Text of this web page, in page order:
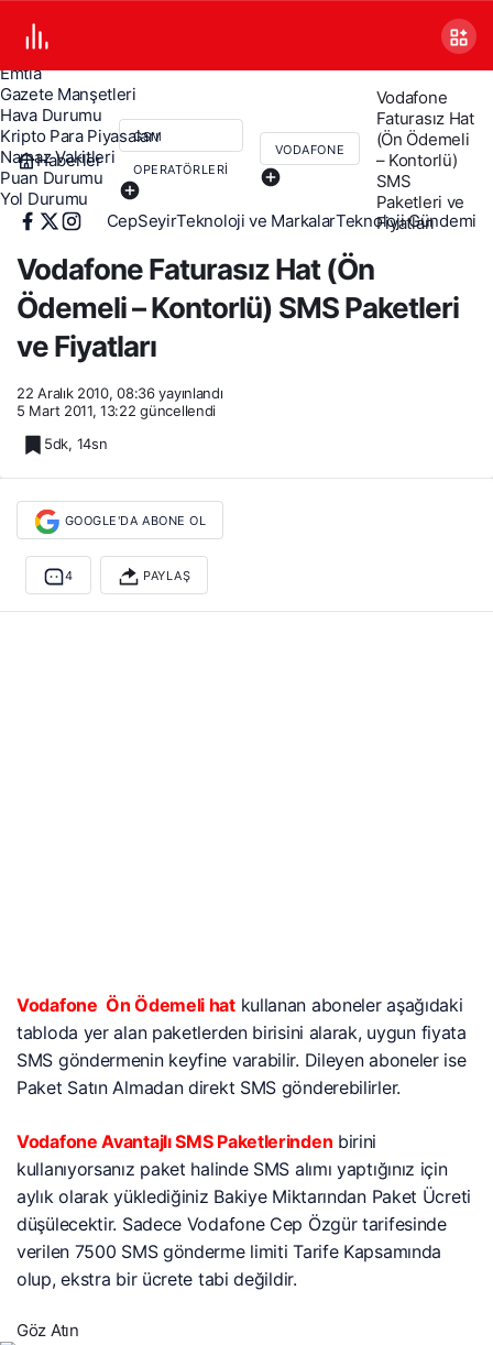
Covid 19
Döviz Kurları
Emtia
Gazete Manşetleri
Hava Durumu
Kripto Para Piyasaları
Namaz Vakitleri
Puan Durumu
Yol Durumu
CepSeyirTeknoloji ve MarkalarTeknoloji Gündemi
Haberler
GSM
OPERATÖRLERI
VODAFONE
Vodafone
Faturasız Hat
(Ön Ödemeli
– Kontorlü)
SMS
Paketleri ve
Fiyatları
Vodafone Faturasız Hat (Ön
Ödemeli – Kontorlü) SMS Paketleri
ve Fiyatları
22 Aralık 2010, 08:36yayınlandı
5 Mart 2011, 13:22 güncellendi
5dk, 14sn
GOOGLE'DA ABONE OL
4 PAYLAŞ
Vodafone Ön Ödemeli hatkullanan aboneler aşağıdaki
tabloda yer alan paketlerden birisini alarak, uygun fiyata
SMS göndermenin keyfine varabilir. Dileyen aboneler ise
Paket Satın Almadan direkt SMS gönderebilirler.
Vodafone Avantajlı SMS Paketlerinden birini
kullanıyorsanız paket halinde SMS alımı yaptığınız için
aylık olarak yüklediğiniz Bakiye Miktarından Paket Ücreti
düşülecektir. Sadece Vodafone Cep Özgür tarifesinde
verilen 7500 SMS gönderme limiti Tarife Kapsamında
olup, ekstra bir ücrete tabi değildir.
Göz Atın